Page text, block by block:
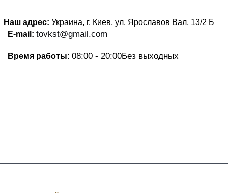
Наш адрес: Украина, г. Киев, ул. Ярославов Вал, 13/2 Б
E-mail: tovkst@gmail.com
Время работы: 08:00 - 20:00Без выходных